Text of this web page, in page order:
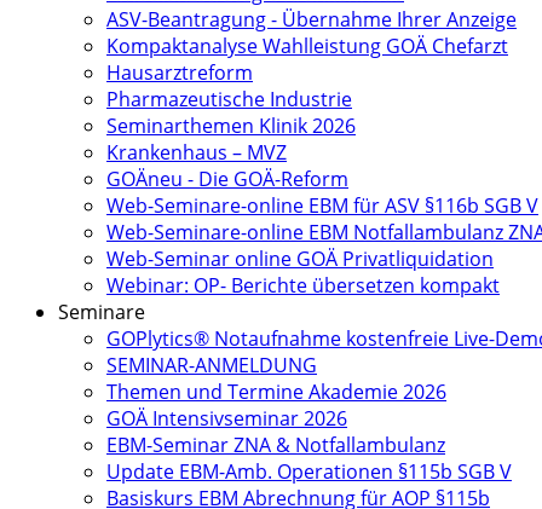
ASV-Beantragung - Übernahme Ihrer Anzeige
Kompaktanalyse Wahlleistung GOÄ Chefarzt
Hausarztreform
Pharmazeutische Industrie
Seminarthemen Klinik 2026
Krankenhaus – MVZ
GOÄneu - Die GOÄ-Reform
Web-Seminare-online EBM für ASV §116b SGB V
Web-Seminare-online EBM Notfallambulanz
Web-Seminar online GOÄ Privatliquidation
Webinar: OP- Berichte übersetzen kompakt
Seminare
GOPlytics® Notaufnahme kostenfreie Live-
SEMINAR-ANMELDUNG
Themen und Termine Akademie 2026
GOÄ Intensivseminar 2026
EBM-Seminar ZNA & Notfallambulanz
Update EBM-Amb. Operationen §115b SGB V
Basiskurs EBM Abrechnung für AOP §115b